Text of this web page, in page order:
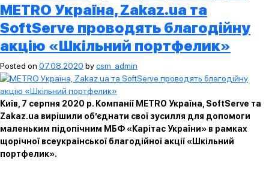
METRO Україна, Zakaz.ua та
SoftServe проводять благодійну
акцію «Шкільний портфелик»
Posted on 07.08.2020 bycsm_admin
Київ, 7 серпня 2020 р. Компанії METRO Україна, SoftServe та
Zakaz.ua вирішили об’єднати свої зусилля для допомоги
маленьким підопічним МБФ «Карітас України» в рамках
щорічної всеукраїнської благодійної акції «Шкільний
портфелик».